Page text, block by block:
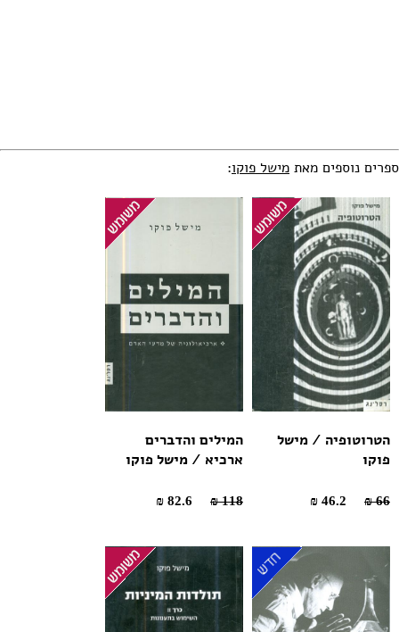
ספרים נוספים מאת מישל פוקו:
הטרוטופיה / מישל
פוקו
66 ₪
המילים והדברים
ארכיא / מישל פוקו
118 ₪